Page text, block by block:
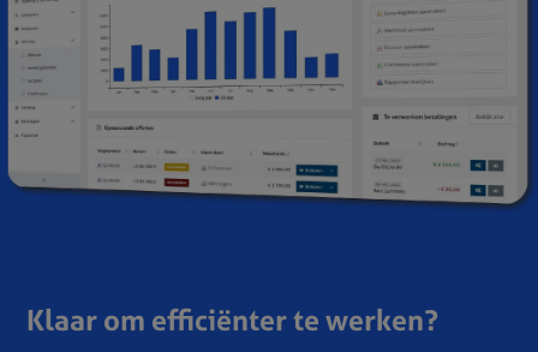
Klaar om efficiënter te werken?